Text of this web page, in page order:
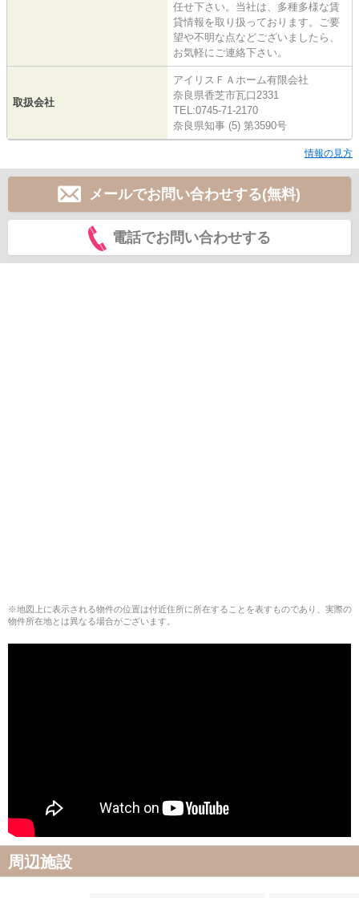
任せ下さい。当社は、多種多様な賃
貸情報を取り扱っております。ご要
望や不明な点などございましたら、
お気軽にご連絡下さい。
取扱会社
アイリスＦＡホーム有限会社
奈良県香芝市瓦口2331
TEL:0745-71-2170
奈良県知事 (5) 第3590号
情報の見方
メールでお問い合わせする(無料)
電話でお問い合わせする
※地図上に表示される物件の位置は付近住所に所在することを表すものであり、実際の
物件所在地とは異なる場合がございます。
周辺施設